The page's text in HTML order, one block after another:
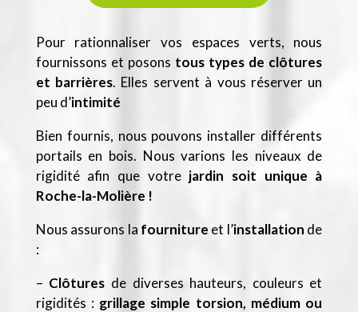
Pour rationnaliser vos espaces verts, nous
fournissons et posons tous types de clôtures
et barrières. Elles servent à vous réserver un
peu d’intimité
Bien fournis, nous pouvons installer différents
portails en bois. Nous varions les niveaux de
rigidité afin que votre jardin soit unique à
Roche-la-Molière !
Nous assurons la fourniture et l’installation de
:
– Clôtures de diverses hauteurs, couleurs et
rigidités : grillage simple torsion, médium ou